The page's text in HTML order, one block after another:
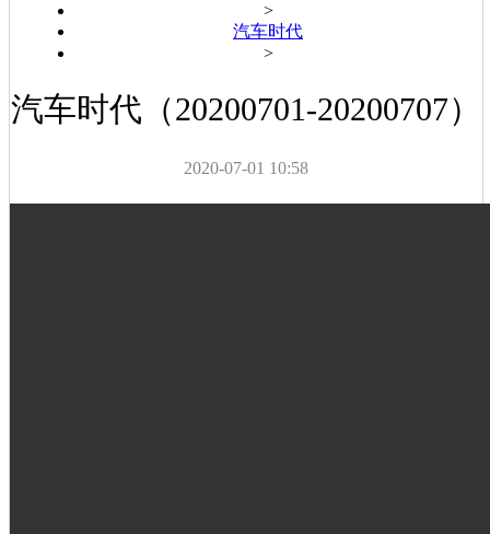
>
汽车时代
>
汽车时代（20200701-20200707）
2020-07-01 10:58